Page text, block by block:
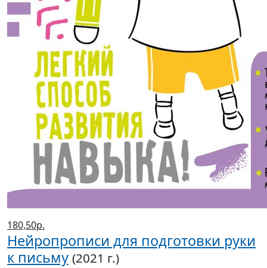
180,50р.
Нейропрописи для подготовки руки
к письму (2021 г.)